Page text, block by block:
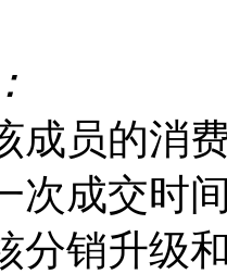
成员的消
次成交时
分销升级